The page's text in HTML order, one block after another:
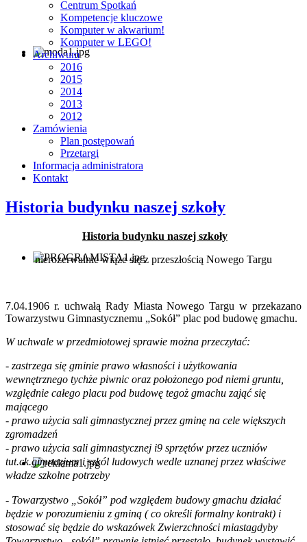
Centrum Spotkań
Kompetencje kluczowe
Komputer w akwarium!
Komputer w LEGO!
Archiwum
2016
2015
2014
2013
2012
Zamówienia
Plan postępowań
Przetargi
Informacja administratora
Kontakt
Historia budynku naszej szkoły
Historia budynku naszej szkoły
nierozerwalnie wiąże się z przeszłością Nowego Targu
7.04.1906 r. uchwałą Rady Miasta Nowego Targu w przekazano
Towarzystwu Gimnastycznemu „Sokół” plac pod budowę gmachu.
W uchwale w przedmiotowej sprawie można przeczytać:
- zastrzega się gminie prawo własności i użytkowania
wewnętrznego tychże piwnic oraz położonego pod niemi gruntu,
względnie całego placu pod budowę tegoż gmachu zająć się
mającego
- prawo użycia sali gimnastycznej przez gminę na cele większych
zgromadzeń
- prawo użycia sali gimnastycznej i9 sprzętów przez uczniów
tut.ck.gimnazjum i szkól ludowych wedle uznanej przez właściwe
władze szkolne potrzeby
- Towarzystwo „Sokół” pod względem budowy gmachu działać
będzie w porozumieniu z gminą ( co określi formalny kontrakt) i
stosować się będzie do wskazówek Zwierzchności miastagdyby